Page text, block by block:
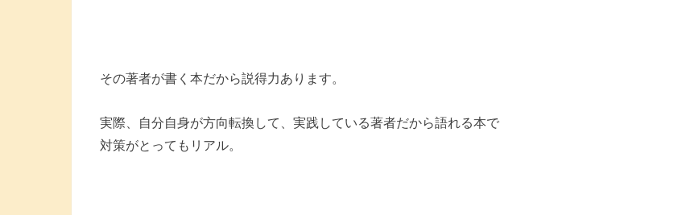
その著者が書く本だから説得力あります。
実際、自分自身が方向転換して、実践している著者だから語れる本で
対策がとってもリアル。